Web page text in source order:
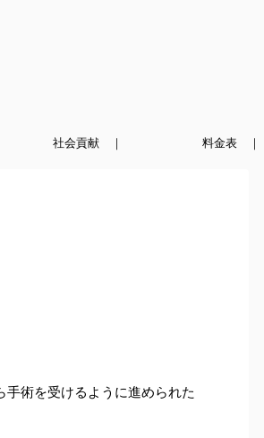
社会貢献 ｜ 料金表 ｜
術を受けるように進められた